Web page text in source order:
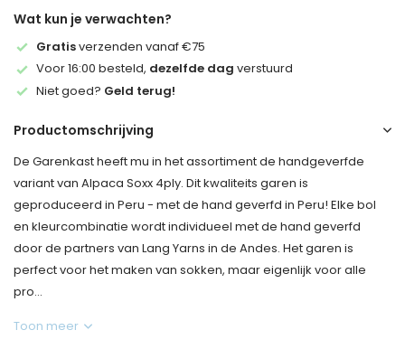
Wat kun je verwachten?
Gratisverzenden vanaf €75
Voor 16:00 besteld, dezelfde dag verstuurd
Niet goed? Geld terug!
Productomschrijving
De Garenkast heeft mu in het assortiment de handgeverfde
variant van Alpaca Soxx 4ply. Dit kwaliteits garen is
geproduceerd in Peru - met de hand geverfd in Peru! Elke bol
en kleurcombinatie wordt individueel met de hand geverfd
door de partners van Lang Yarns in de Andes. Het garen is
perfect voor het maken van sokken, maar eigenlijk voor alle
pro...
Toon meer